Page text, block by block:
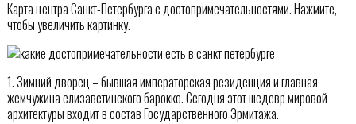
Карта центра Санкт-Петербурга с достопримечательностями. Нажмите,
чтобы увеличить картинку.
1. Зимний дворец – бывшая императорская резиденция и главная
жемчужина елизаветинского барокко. Сегодня этот шедевр мировой
архитектуры входит в состав Государственного Эрмитажа.